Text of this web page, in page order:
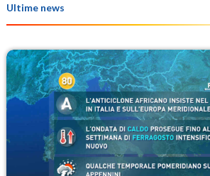
Ultime news